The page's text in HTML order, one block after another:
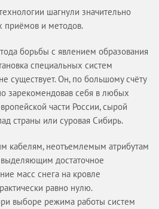
шагнули значительно
приёмов и методов.
борьбы с явлением образования
специальных систем
существует. Он, по большому счёту
зарекомендовав себя в любых
части России, сырой
страны или суровая Сибирь.
кабелям, неотъемлемым атрибутам
достаточное
масс снега на кровле
равно нулю.
выборе режима работы систем